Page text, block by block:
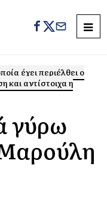
έχει περιέλθει ο
και αντίστοιχα η
γύρω